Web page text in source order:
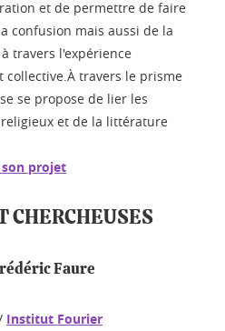
et de permettre de faire
confusion mais aussi de la
travers l'expérience
travers le prisme
se propose de lier les
et de la littérature
projet
CHERCHEUSES
Faure
Institut Fourier